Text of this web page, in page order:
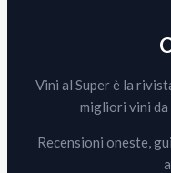
Vini al Super è la
migliori vini
Recensioni oneste,